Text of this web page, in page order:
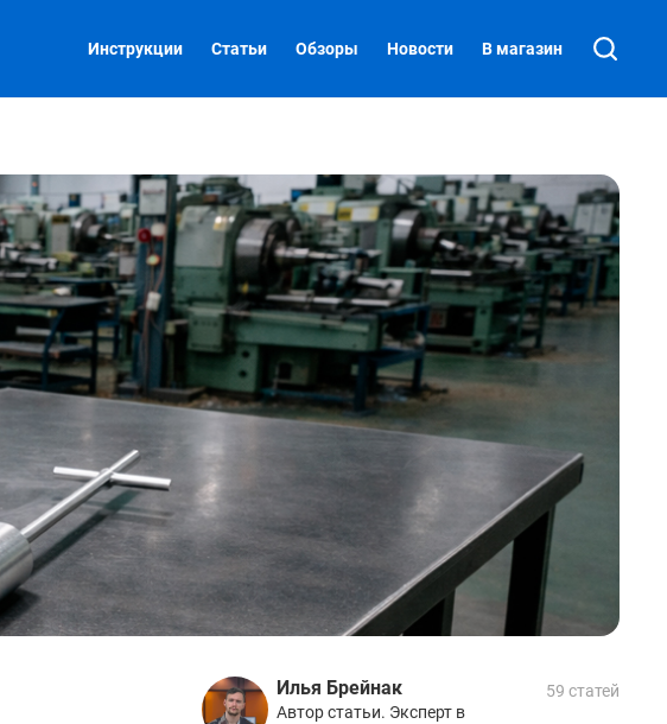
Инструкции Статьи Обзоры Новости В магазин
Илья Брейнак
Автор статьи. Эксперт в
59 статей